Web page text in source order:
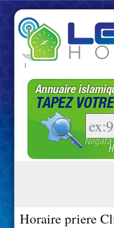
|
Horaire priere